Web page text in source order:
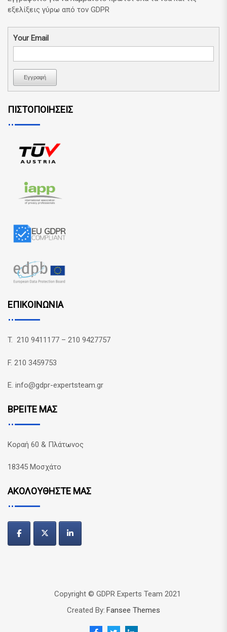
εξελίξεις γύρω από τον GDPR
Your Email
Εγγραφή
ΠΙΣΤΟΠΟΙΗΣΕΙΣ
ΕΠΙΚΟΙΝΩΝΙΑ
T. 210 9411177 – 210 9427757
F. 210 3459753
E. info@gdpr-expertsteam.gr
ΒΡΕΙΤΕ ΜΑΣ
Κοραή 60 & Πλάτωνος
18345 Μοσχάτο
ΑΚΟΛΟΥΘΗΣΤΕ ΜΑΣ
Copyright © GDPR Experts Team 2021
Created By: Fansee Themes